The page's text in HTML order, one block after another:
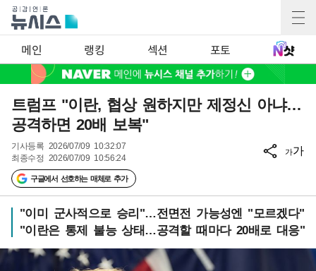
메인 랭킹 섹션 포토
트럼프 "이란, 협상 원하지만 제정신 아냐…
공격하면 20배 보복"
기사등록 2026/07/09 10:32:07
최종수정 2026/07/09 10:56:24
구글에서 선호하는 매체로 추가
가가
"이미 군사적으로 승리"…전면전 가능성엔 "모르겠다"
"이란은 통제 불능 상태…공격할 때마다 20배로 대응"